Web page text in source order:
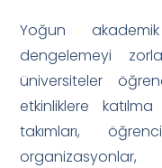
Yoğun
dengelemeyi
üniversiteler
etkinliklere
takımları,
organizasyonlar,